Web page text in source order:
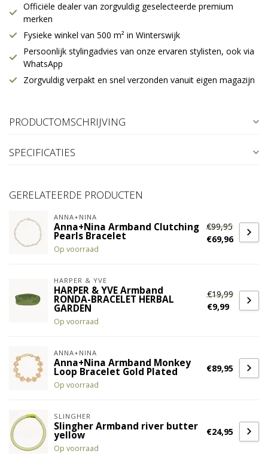
Officiële dealer van zorgvuldig geselecteerde premium
merken
Fysieke winkel van 500 m² in Winterswijk
Persoonlijk stylingadvies van onze ervaren stylisten, ook via
WhatsApp
Zorgvuldig verpakt en snel verzonden vanuit eigen magazijn
PRODUCTOMSCHRIJVING
SPECIFICATIES
GERELATEERDE PRODUCTEN
ANNA+NINA
Anna+Nina Armband Clutching
Pearls Bracelet
Op voorraad
€99,95
€69,96
HARPER & YVE
HARPER & YVE Armband
RONDA-BRACELET HERBAL
GARDEN
Op voorraad
€19,99
€9,99
ANNA+NINA
Anna+Nina Armband Monkey
Loop Bracelet Gold Plated
Op voorraad
€89,95
SLINGHER
Slingher Armband river butter
yellow
Op voorraad
€24,95